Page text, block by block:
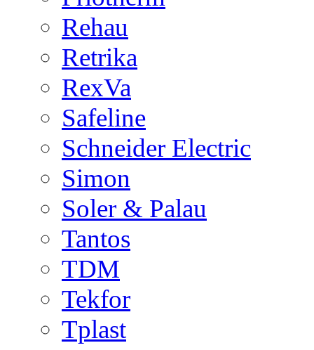
Rehau
Retrika
RexVa
Safeline
Schneider Electric
Simon
Soler & Palau
Tantos
TDM
Tekfor
Tplast